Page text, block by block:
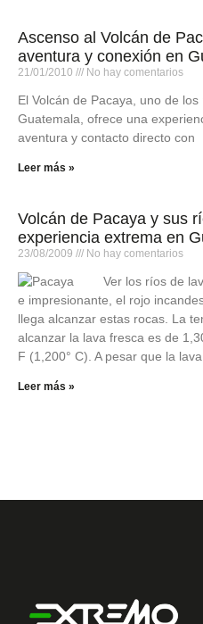
Ascenso al Volcán de
aventura y conexión en
21/01/2010 No hay comentarios
El Volcán de Pacaya, uno de
Guatemala, ofrece una
aventura y contacto directo con
Leer más »
Volcán de Pacaya y sus
experiencia extrema en
23/08/2009 No hay comentarios
Ver los ríos de
e impresionante, el rojo
llega alcanzar estas rocas. La
alcanzar la lava fresca es de
F (1,200° C). A pesar que la
Leer más »